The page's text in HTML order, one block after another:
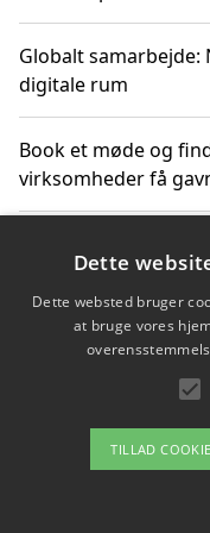
Globalt
digitale rum
Book et møde og
virksomheder få
får du indgår et
Hold et møde med
mest professionelle
Om /
Dette
Dette websted bruger
at bruge vores
TILLAD